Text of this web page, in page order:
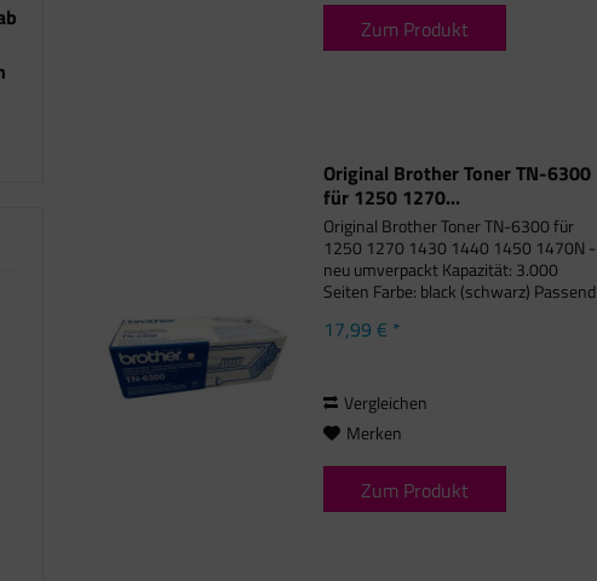
Zum Produkt
Original Brother Toner TN-6300
für 1250 1270...
Original Brother Toner TN-6300 für
1250 1270 1430 1440 1450 1470N -
neu umverpackt Kapazität: 3.000
Seiten Farbe: black (schwarz) Passend
DCP-1200, Brother DCP-1400,
17,99 € *
Vergleichen
Merken
Zum Produkt